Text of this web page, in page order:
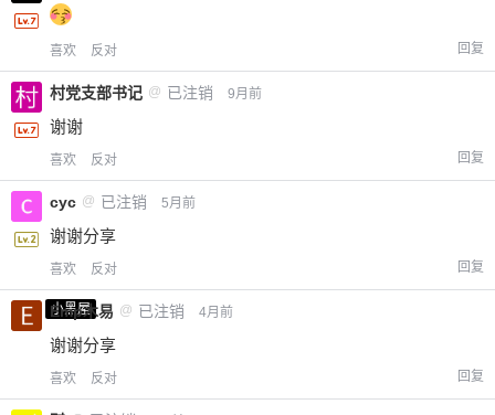
喜欢 反对 回复
村党支部书记 @ 已注销 9月前
谢谢
喜欢 反对 回复
cyc @ 已注销 5月前
谢谢分享
喜欢 反对 回复
小黑屋
Emp木易 @ 已注销 4月前
谢谢分享
喜欢 反对 回复